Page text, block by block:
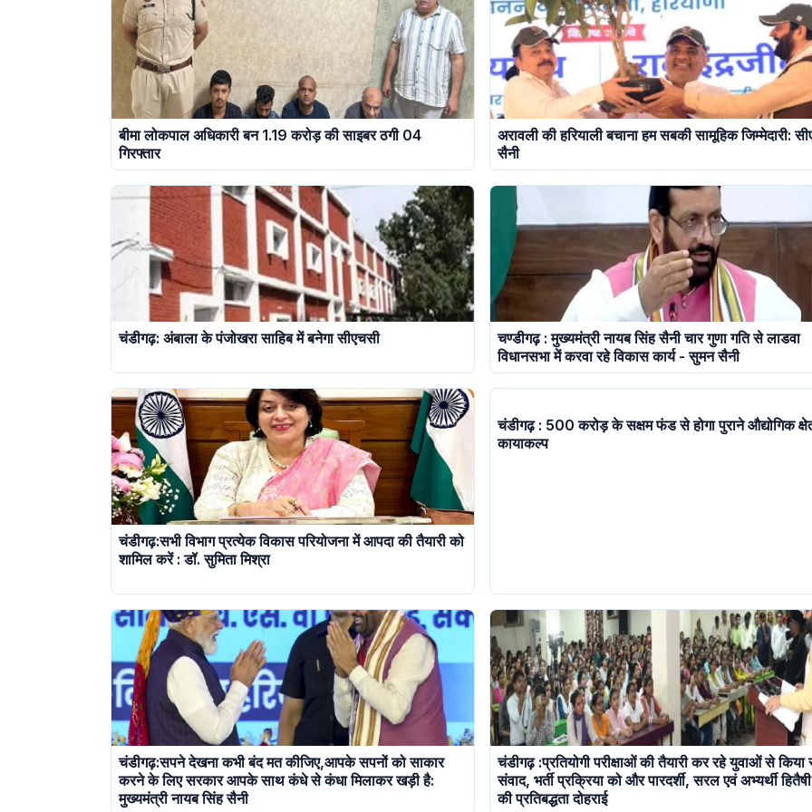
बीमा लोकपाल अधिकारी बन 1.19 करोड़ की साइबर ठगी 04
गिरफ्तार
अरावली की हरियाली बचाना हम सबकी सामूहिक जिम्मेदारी:
सैनी
चंडीगढ़: अंबाला के पंजोखरा साहिब में बनेगा सीएचसी
चण्डीगढ़ : मुख्यमंत्री नायब सिंह सैनी चार गुणा गति से लाडवा
विधानसभा में करवा रहे विकास कार्य - सुमन सैनी
चंडीगढ़:सभी विभाग प्रत्येक विकास परियोजना में आपदा की तैयारी को
शामिल करें : डॉ. सुमिता मिश्रा
चंडीगढ़ : 500 करोड़ के सक्षम फंड से होगा पुराने औद्योगिक
कायाकल्प
चंडीगढ़:सपने देखना कभी बंद मत कीजिए,आपके सपनों को साकार
करने के लिए सरकार आपके साथ कंधे से कंधा मिलाकर खड़ी है:
मुख्यमंत्री नायब सिंह सैनी
चंडीगढ़ :प्रतियोगी परीक्षाओं की तैयारी कर रहे युवाओं से किया
संवाद, भर्ती प्रक्रिया को और पारदर्शी, सरल एवं अभ्यर्थी
की प्रतिबद्धता दोहराई